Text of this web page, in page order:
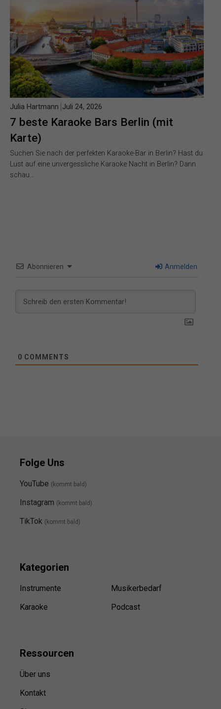
7 beste Karaoke Bars Berlin (mit
Karte)
Julia Hartmann Juli 24, 2026
Suchen Sie nach der perfekten Karaoke-Bar in Berlin? Hast du
Lust auf eine unvergessliche Karaoke Nacht in Berlin? Dann
schau…
Abonnieren Anmelden
0 COMMENTS
Folge Uns
YouTube (kommt bald)
Instagram (kommt bald)
TikTok (kommt bald)
Kategorien
Instrumente
Karaoke
Musikerbedarf
Podcast
Ressourcen
Über uns
Kontakt